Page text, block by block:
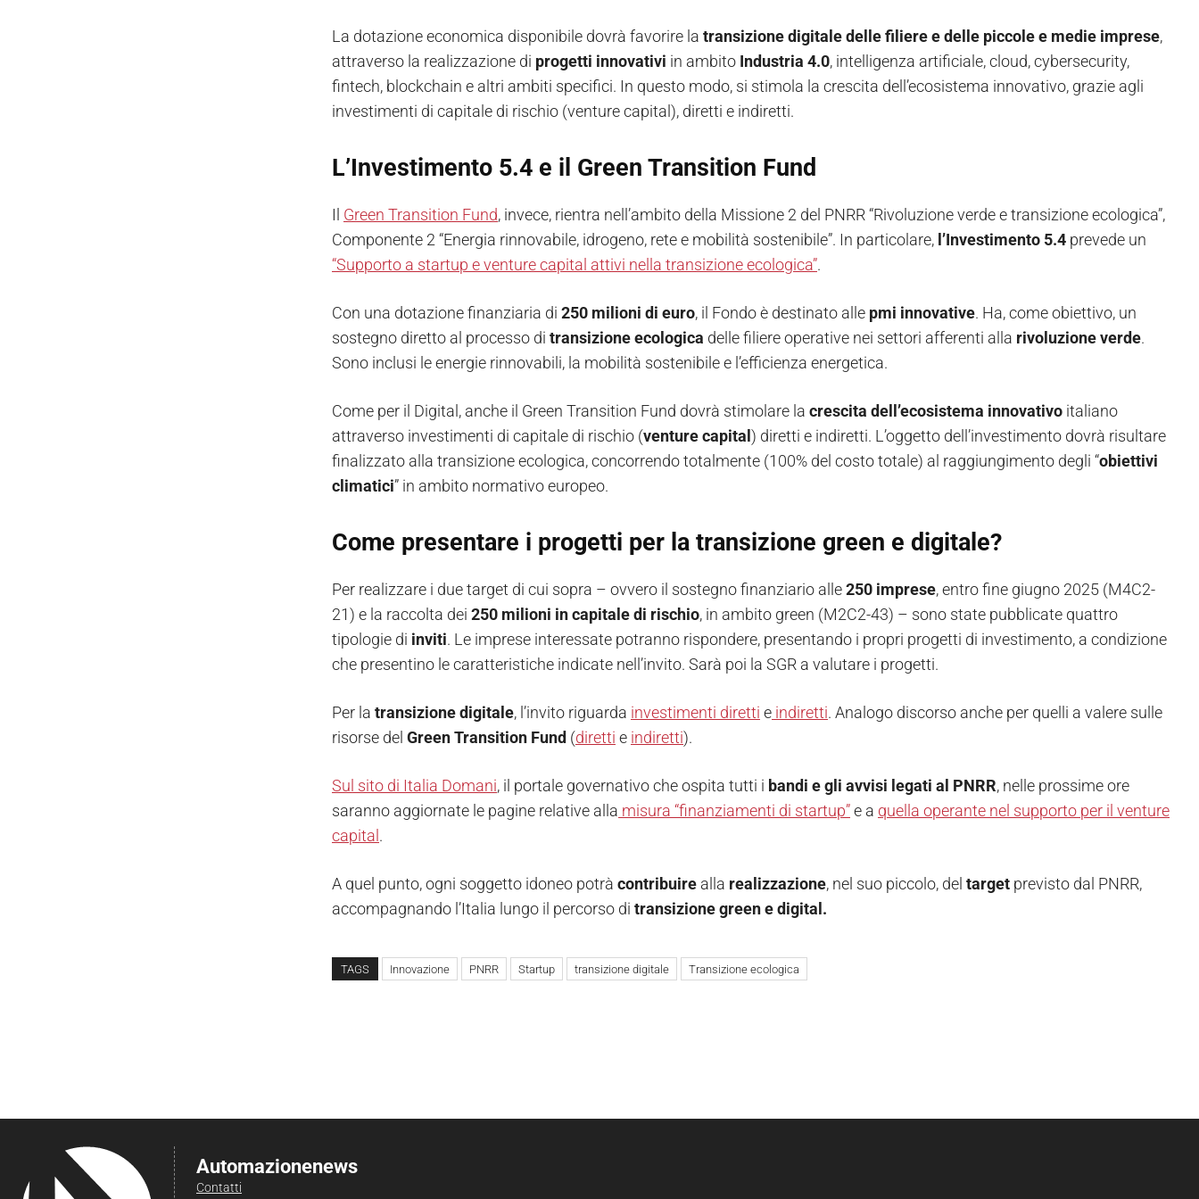
La dotazione economica disponibile dovrà favorire la transizione digitale delle filiere e delle piccole e medie imprese,
attraverso la realizzazione di progetti innovativi in ambito Industria 4.0, intelligenza artificiale, cloud, cybersecurity,
fintech, blockchain e altri ambiti specifici. In questo modo, si stimola la crescita dell’ecosistema innovativo, grazie agli
investimenti di capitale di rischio (venture capital), diretti e indiretti.
L’Investimento 5.4 e il Green Transition Fund
Il Green Transition Fund, invece, rientra nell’ambito della Missione 2 del PNRR “Rivoluzione verde e transizione ecologica”,
Componente 2 “Energia rinnovabile, idrogeno, rete e mobilità sostenibile”. In particolare, l’Investimento 5.4 prevede un
“Supporto a startup e venture capital attivi nella transizione ecologica”.
Con una dotazione finanziaria di 250 milioni di euro, il Fondo è destinato alle pmi innovative. Ha, come obiettivo, un
sostegno diretto al processo di transizioneecologica delle filiere operative nei settori afferenti alla rivoluzione verde.
Sono inclusi le energie rinnovabili, la mobilità sostenibile e l’efficienza energetica.
Come per il Digital, anche il Green Transition Fund dovrà stimolare la crescita dell’ecosistema innovativo italiano
attraverso investimenti di capitale di rischio (venture capital ) diretti e indiretti. L’oggetto dell’investimento dovrà risultare
finalizzato alla transizione ecologica, concorrendo totalmente (100% del costo totale) al raggiungimento degli “obiettivi
climatici” in ambito normativo europeo.
Come presentare i progetti per la transizione green e digitale?
Per realizzare i due target di cui sopra – ovvero il sostegno finanziario alle250 imprese, entro fine giugno 2025 (M4C2-
21) e la raccolta dei 250 milioni in capitale di rischio, in ambito green (M2C2-43) – sono state pubblicate quattro
tipologie di inviti. Le imprese interessate potranno rispondere, presentando i propri progetti di investimento, a condizione
che presentino le caratteristiche indicate nell’invito. Sarà poi la SGR a valutare i progetti.
Per la transizione digitale, l’invito riguarda investimenti diretti e indiretti. Analogo discorso anche per quelli a valere sulle
risorse del GreenTransition Fund (diretti e indiretti).
Sul sito di Italia Domani, il portale governativo che ospita tutti i bandi e gli avvisi legati al PNRR, nelle prossime ore
saranno aggiornate le pagine relative alla misura “finanziamenti di startup”e a quella operante nel supporto per il venture
capital .
A quel punto, ogni soggetto idoneo potrà contribuire alla realizzazione, nel suo piccolo, del target previsto dal PNRR,
accompagnando l’Italia lungo il percorso di transizione green e digital.
TAGS Innovazione PNRR Startup transizione digitale Transizione ecologica
Automazionenews
Contatti